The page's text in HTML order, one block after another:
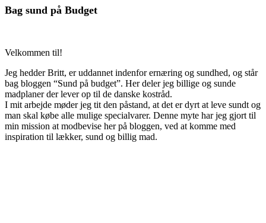
Bag sund på Budget
Velkommen til!
Jeg hedder Britt, er uddannet indenfor ernæring og sundhed, og står
bag bloggen “Sund på budget”. Her deler jeg billige og sunde
madplaner der lever op til de danske kostråd.
I mit arbejde møder jeg tit den påstand, at det er dyrt at leve sundt og
man skal købe alle mulige specialvarer. Denne myte har jeg gjort til
min mission at modbevise her på bloggen, ved at komme med
inspiration til lækker, sund og billig mad.